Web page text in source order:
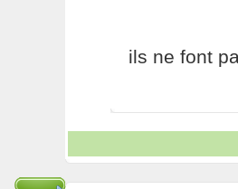
ils ne font